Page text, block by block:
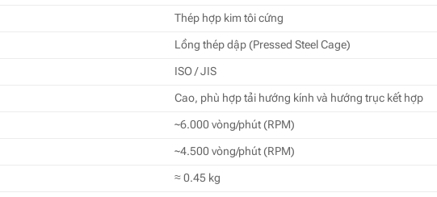
Thép hợp kim tôi cứng
Lồng thép dập (Pressed Steel Cage)
ISO / JIS
Cao, phù hợp tải hướng kính và hướng trục kết hợp
~6.000 vòng/phút (RPM)
~4.500 vòng/phút (RPM)
≈ 0.45 kg